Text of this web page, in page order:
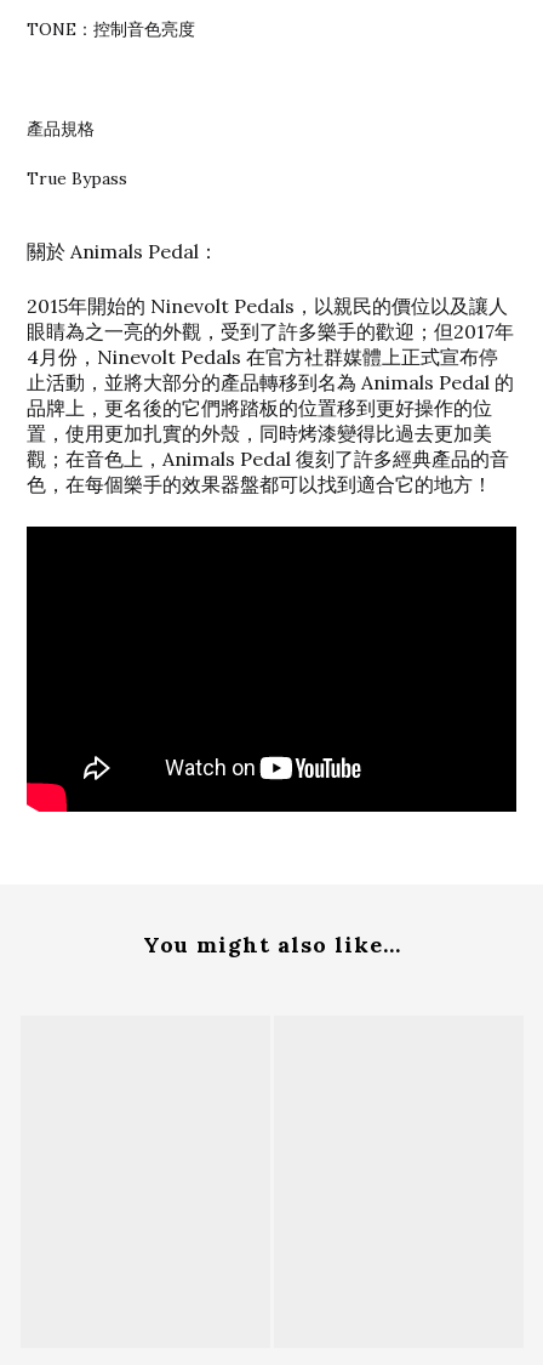
TONE：控制音色亮度
產品規格
True Bypass
關於 Animals Pedal：
2015年開始的 Ninevolt Pedals，以親民的價位以及讓人
眼睛為之一亮的外觀，受到了許多樂手的歡迎；但2017年
4月份，Ninevolt Pedals 在官方社群媒體上正式宣布停
止活動，並將大部分的產品轉移到名為 Animals Pedal 的
品牌上，更名後的它們將踏板的位置移到更好操作的位
置，使用更加扎實的外殼，同時烤漆變得比過去更加美
觀；在音色上，Animals Pedal 復刻了許多經典產品的音
色，在每個樂手的效果器盤都可以找到適合它的地方！
You might also like...